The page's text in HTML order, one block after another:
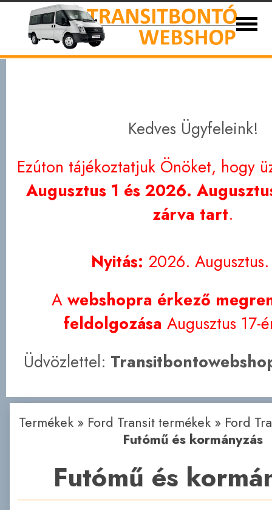
Ford Transit bontott és új alkatrészek
Eladó autóink Kapcsolat Partnerek
Adatvédelem
Kedves Ügyfeleink!
Ezúton tájékoztatjuk Önöket, hogy
Augusztus 1 és 2026.
zárva tart.
Nyitás: 2026.
A webshopra érkező
feldolgozása Augusztus 17-
Üdvözlettel:
Termékek » Ford Transit termékek » Ford
Futómű és kormányzás
Futómű és